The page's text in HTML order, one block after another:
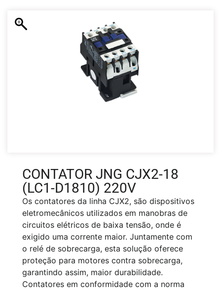
CONTATOR JNG CJX2-18
(LC1-D1810) 220V
Os contatores da linha CJX2, são dispositivos
eletromecânicos utilizados em manobras de
circuitos elétricos de baixa tensão, onde é
exigido uma corrente maior. Juntamente com
o relé de sobrecarga, esta solução oferece
proteção para motores contra sobrecarga,
garantindo assim, maior durabilidade.
Contatores em conformidade com a norma